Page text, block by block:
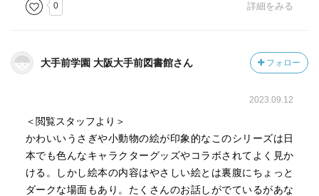
0 詳細をみる
大手前学園 大阪大手前図書館さん フォロー
2023.09.12
＜閲覧スタッフより＞
かわいいうさぎや小動物の絵が印象的なこのシリーズは日
本でも色んなキャラクターグッズやコラボされてよく見か
ける。しかし絵本の内容はやさしい絵とは裏腹にちょっと
ダークな場面もあり。たくさんのお話しがでているがあな